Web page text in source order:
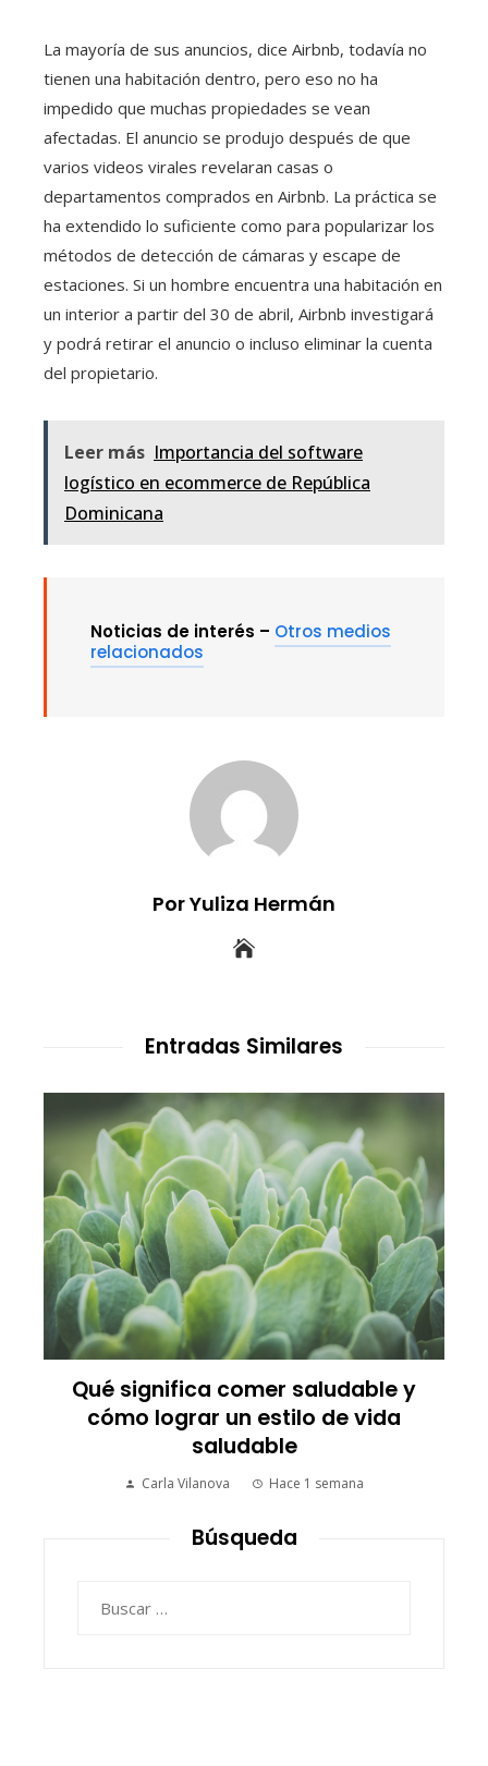
La mayoría de sus anuncios, dice Airbnb, todavía no
tienen una habitación dentro, pero eso no ha
impedido que muchas propiedades se vean
afectadas. El anuncio se produjo después de que
varios videos virales revelaran casas o
departamentos comprados en Airbnb. La práctica se
ha extendido lo suficiente como para popularizar los
métodos de detección de cámaras y escape de
estaciones. Si un hombre encuentra una habitación en
un interior a partir del 30 de abril, Airbnb investigará
y podrá retirar el anuncio o incluso eliminar la cuenta
del propietario.
Leer más Importancia del software
logístico en ecommerce de República
Dominicana
Noticias de interés – Otros medios
relacionados
Por Yuliza Hermán
Entradas Similares
Qué significa comer saludable y
cómo lograr un estilo de vida
saludable
Carla Vilanova Hace 1 semana
Búsqueda